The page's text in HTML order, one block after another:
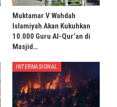
Muktamar V Wahdah
Islamiyah Akan Kukuhkan
10.000 Guru Al-Qur’an di
Masjid…
INTERNASIONAL